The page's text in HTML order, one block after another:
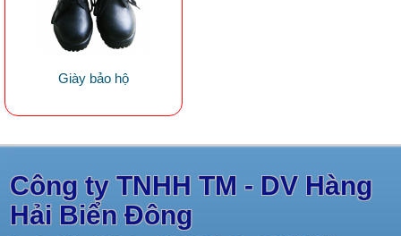
Giày bảo hộ
Công ty TNHH TM - DV Hàng
Hải Biển Đông